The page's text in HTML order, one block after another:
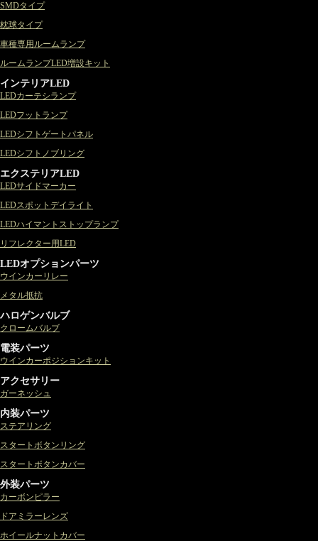
SMDタイプ
枕球タイプ
車種専用ルームランプ
ルームランプLED増設キット
インテリアLED
LEDカーテシランプ
LEDフットランプ
LEDシフトゲートパネル
LEDシフトノブリング
エクステリアLED
LEDサイドマーカー
LEDスポットデイライト
LEDハイマントストップランプ
リフレクター用LED
LEDオプションパーツ
ウインカーリレー
メタル抵抗
ハロゲンバルブ
クロームバルブ
電装パーツ
ウインカーポジションキット
アクセサリー
ガーネッシュ
内装パーツ
ステアリング
スタートボタンリング
スタートボタンカバー
外装パーツ
カーボンピラー
ドアミラーレンズ
ホイールナットカバー